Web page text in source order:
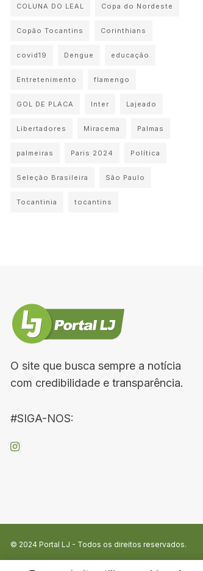
COLUNA DO LEAL Copa do Nordeste
Copão Tocantins Corinthians
covid19 Dengue educação
Entretenimento flamengo
GOL DE PLACA Inter Lajeado
Libertadores Miracema Palmas
palmeiras Paris 2024 Política
Seleção Brasileira São Paulo
Tocantinia tocantins
O site que busca sempre a notícia
com credibilidade e transparência.
#SIGA-NOS:
© 2024 Portal LJ - Todos os direitos reservados.